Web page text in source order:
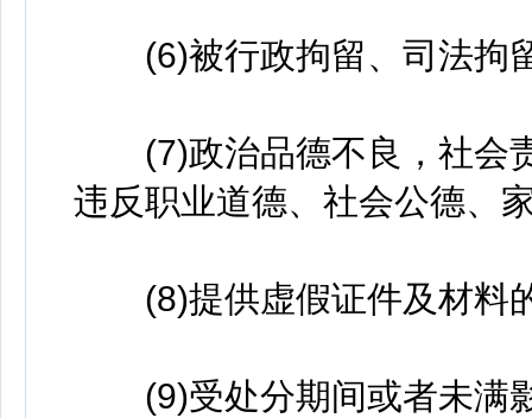
(6)被行政拘留、司法拘
(7)政治品德不良，社会
违反职业道德、社会公德、
(8)提供虚假证件及材料
(9)受处分期间或者未满